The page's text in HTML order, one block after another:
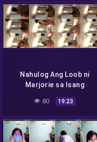
Nahulog Ang Loob ni
Marjorie sa Isang
Misyonaryo
80 19:23